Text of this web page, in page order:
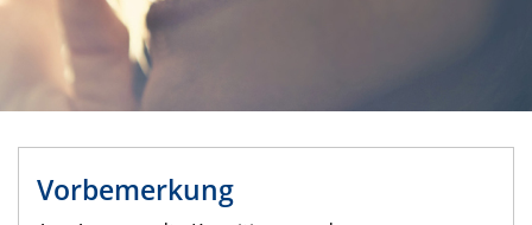
Vorbemerkung